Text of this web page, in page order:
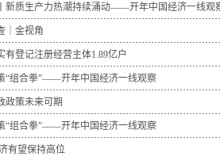
新质生产力热潮持续涌动——开年中国经济一线观
｜金视角
有登记注册经营主体1.89亿户
“组合拳”——开年中国经济一线观察
政策未来可期
“组合拳”——开年中国经济一线观察
有望保持高位